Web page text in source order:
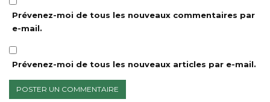
Prévenez-moi de tous les nouveaux commentaires par
e-mail.
Prévenez-moi de tous les nouveaux articles par e-mail.